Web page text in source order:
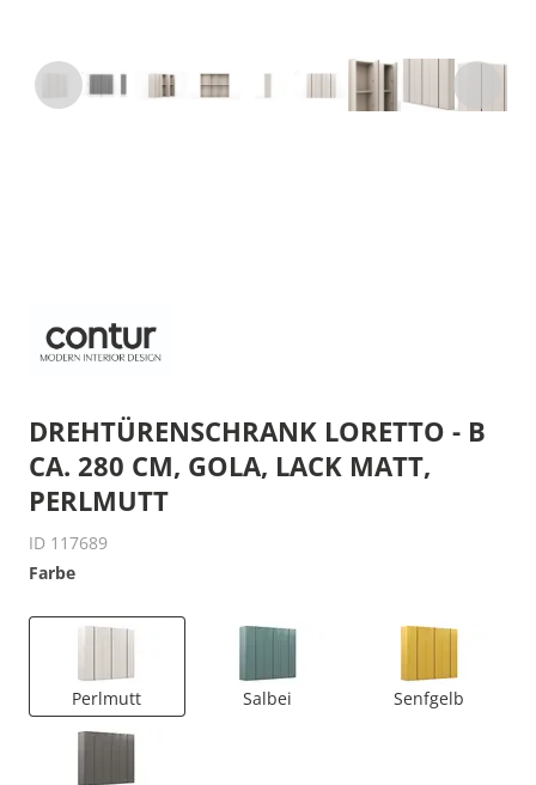
DREHTÜRENSCHRANK LORETTO - B
CA. 280 CM, GOLA, LACK MATT,
PERLMUTT
ID 117689
Farbe
Perlmutt Salbei Senfgelb